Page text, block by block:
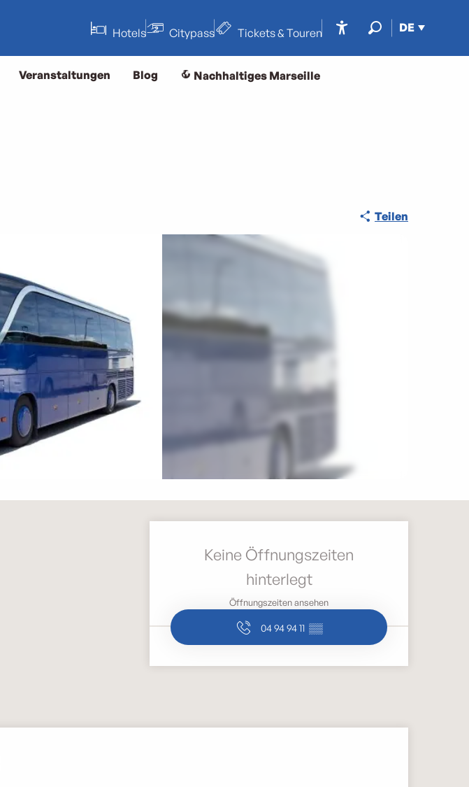
DE
Hotels Citypass Tickets & Touren
Veranstaltungen Blog Nachhaltiges Marseille
Teilen
Öffnungszeiten &
Keine Öffnungszeiten
hinterlegt
Öffnungszeiten ansehen
04 94 94 11 ▒▒